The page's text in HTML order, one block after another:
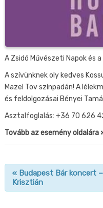
A Zsidó Művészeti Napok és
A szívünknek oly kedves
Mazel Tov színpadán! A
és feldolgozásai Bényei
Asztalfoglalás: +36 70 626
Tovább az esemény oldalára
« Budapest Bár koncert
Krisztián